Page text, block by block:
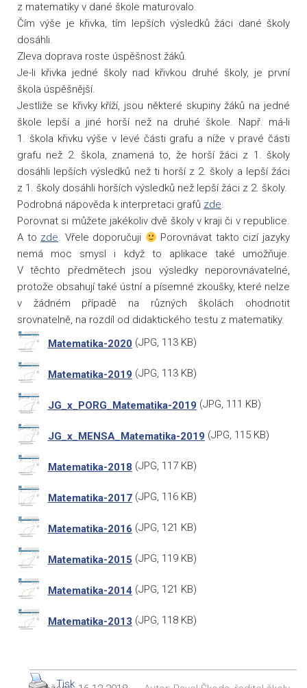
z matematiky v dané škole maturovalo.
Čím výše je křivka, tím lepších výsledků žáci dané školy
dosáhli.
Zleva doprava roste úspěšnost žáků.
Je-li křivka jedné školy nad křivkou druhé školy, je první
škola úspěšnější.
Jestliže se křivky kříží, jsou některé skupiny žáků na jedné
škole lepší a jiné horší než na druhé škole. Např. má-li
1. škola křivku výše v levé části grafu a níže v pravé části
grafu než 2. škola, znamená to, že horší žáci z 1. školy
dosáhli lepších výsledků než ti horší z 2. školy a lepší žáci
z 1. školy dosáhli horších výsledků než lepší žáci z 2. školy.
Podrobná nápověda k interpretaci grafů zde.
Porovnat si můžete jakékoliv dvě školy v kraji či v republice.
A to zde. Vřele doporučuji
Porovnávat takto cizí jazyky
nemá moc smysl i když to aplikace také umožňuje.
V těchto předmětech jsou výsledky neporovnávatelné,
protože obsahují také ústní a písemné zkoušky, které nelze
v žádném případě na různých školách ohodnotit
srovnatelně, na rozdíl od didaktického testu z matematiky.
Matematika-2020 (JPG, 113 KB)
Matematika-2019 (JPG, 113 KB)
JG_x_PORG_Matematika-2019 (JPG, 111 KB)
JG_x_MENSA_Matematika-2019 (JPG, 115 KB)
Matematika-2018 (JPG, 117 KB)
Matematika-2017 (JPG, 116 KB)
Matematika-2016 (JPG, 121 KB)
Matematika-2015 (JPG, 119 KB)
Matematika-2014 (JPG, 121 KB)
Matematika-2013 (JPG, 118 KB)
Tisk